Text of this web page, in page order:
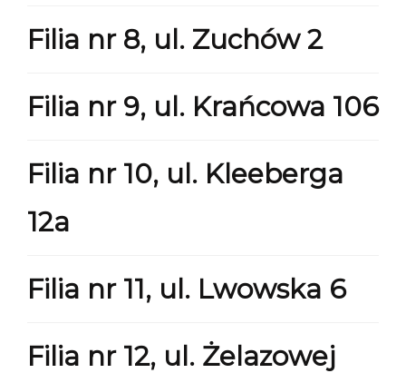
Filia nr 8, ul. Zuchów 2
Filia nr 9, ul. Krańcowa 106
Filia nr 10, ul. Kleeberga
12a
Filia nr 11, ul. Lwowska 6
Filia nr 12, ul. Żelazowej